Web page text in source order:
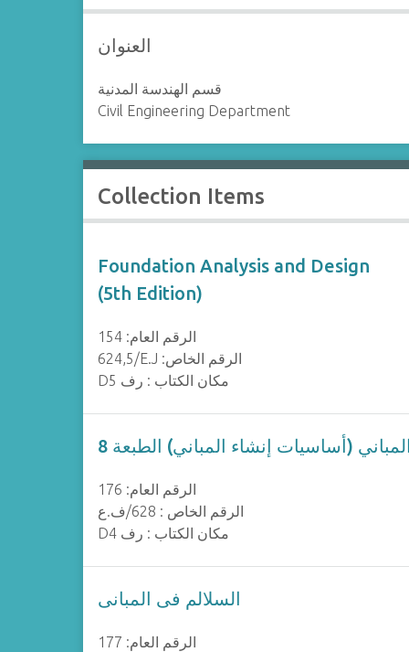
العنوان
قسم الهندسة المدنية
Civil Engineering Department
Collection Items
Foundation Analysis and Design
(5th Edition)
الرقم العام: 154
624,5/E.J :الرقم الخاص
D5 مكان الكتاب : رف
(أساسيات إنشاء المباني) الطبعة 8
الرقم العام: 176
الرقم الخاص : 628/ف.ع
D4 مكان الكتاب : رف
السلالم فى المبانى
الرقم العام: 177